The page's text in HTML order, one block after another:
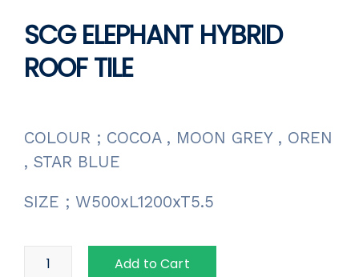
SCG ELEPHANT HYBRID
ROOF TILE
COLOUR ; COCOA , MOON GREY , OREN
, STAR BLUE
SIZE ; W500xL1200xT5.5
Add to Cart